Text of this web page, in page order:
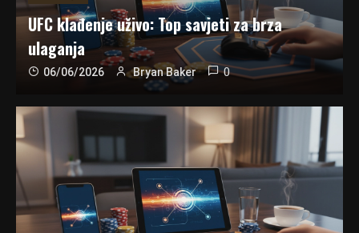
UFC klađenje uživo: Top savjeti za brza
ulaganja
06/06/2026 Bryan Baker 0